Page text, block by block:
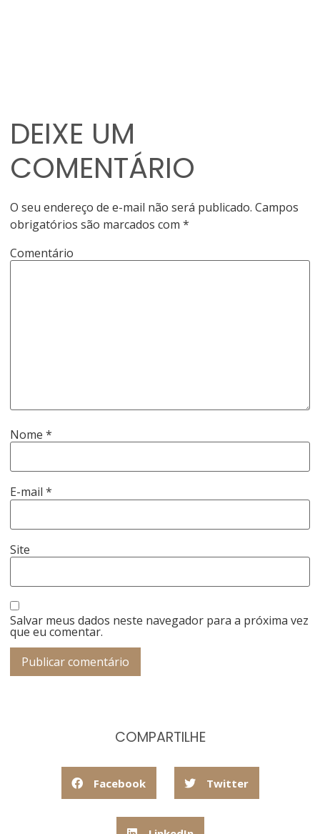
DEIXE UM
COMENTÁRIO
O seu endereço de e-mail não será publicado. Campos
obrigatórios são marcados com*
Comentário
Nome*
E-mail*
Site
Salvar meus dados neste navegador para a próxima vez
que eu comentar.
COMPARTILHE
Facebook Twitter